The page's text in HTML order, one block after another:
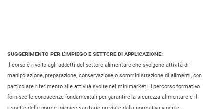
SUGGERIMENTO PER L’IMPIEGO E SETTORE DI APPLICAZIONE:
Il corso è rivolto agli addetti del settore alimentare che svolgono attività di
manipolazione, preparazione, conservazione o somministrazione di alimenti, con
particolare riferimento alle attività svolte nei minimarket. Il percorso formativo
fornisce le conoscenze fondamentali per garantire la sicurezza alimentare e il